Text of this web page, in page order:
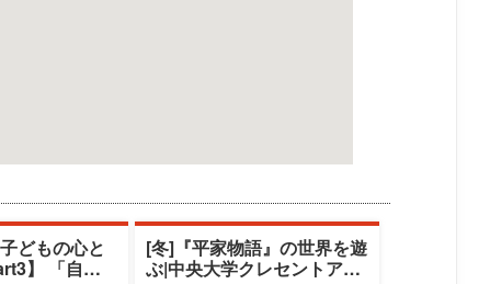
どもの心と
自閉
[冬]『平家物語』の世界を遊
ぶ|中央大学クレセントアカ